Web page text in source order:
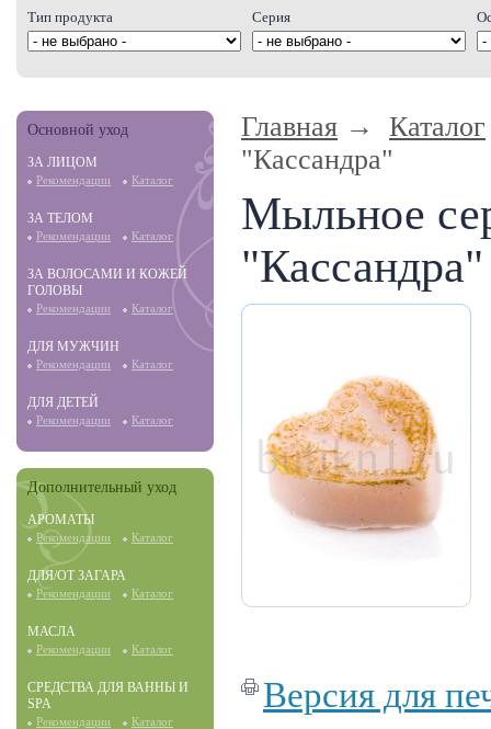
Тип продукта Серия
Основной уход
ЗА ЛИЦОМ
Рекомендации Каталог
ЗА ТЕЛОМ
Рекомендации Каталог
ЗА ВОЛОСАМИ И КОЖЕЙ
ГОЛОВЫ
Рекомендации Каталог
ДЛЯ МУЖЧИН
Рекомендации Каталог
ДЛЯ ДЕТЕЙ
Рекомендации Каталог
Дополнительный уход
АРОМАТЫ
Рекомендации Каталог
ДЛЯ/ОТ ЗАГАРА
Рекомендации Каталог
МАСЛА
Рекомендации Каталог
СРЕДСТВА ДЛЯ ВАННЫ И
SPA
Рекомендации Каталог
Главная → Каталог
"Кассандра"
Мыльное
"Кассандра"
Версия для